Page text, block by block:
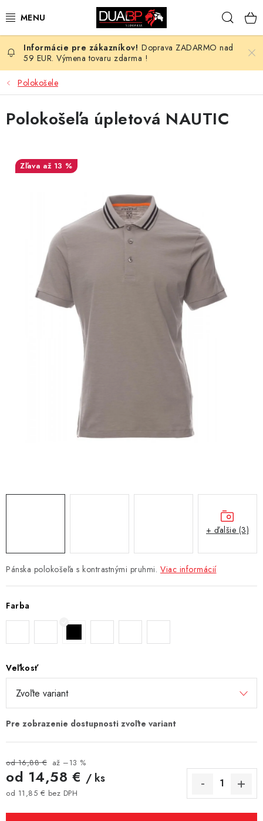
na
NOVÉ
PRACOVNÉ ODEVY
OBUV
ZDRAVOTNÍCTVO
OCHRANNÉ POMÔCKY
% OUTLET
Kontakt
Pre firmy
Doprava, platba a zľavy
Potlač lôg
Formulár na výmenu tovaru
Reklamačný poriadok
Formulár na vrátenie tovaru /odstúpenie od zmluvy
Obchodné podmienky
Zásady ochrany osobných údajov
Pravidlá a nastavenia cookies
Moja objednávka
Doprava ZADARMO nad
59 EUR. Výmena tovaru zdarma !
Polokošele
Pánska polokošeľa s kontrastnými pruhmi. Viac informácií
Farba
Veľkosť
od 16,88 € až –13 %
od 14,58 € / ks
od 11,85 € bez DPH
Polokošeľa úpletová NAUTIC
až 13 %
+ ďalšie (3)